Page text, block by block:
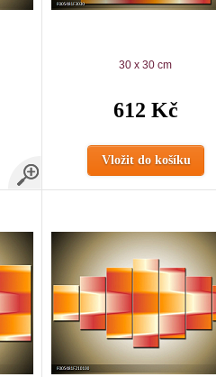
30 x 30 cm
612 Kč
Vložit do košíku